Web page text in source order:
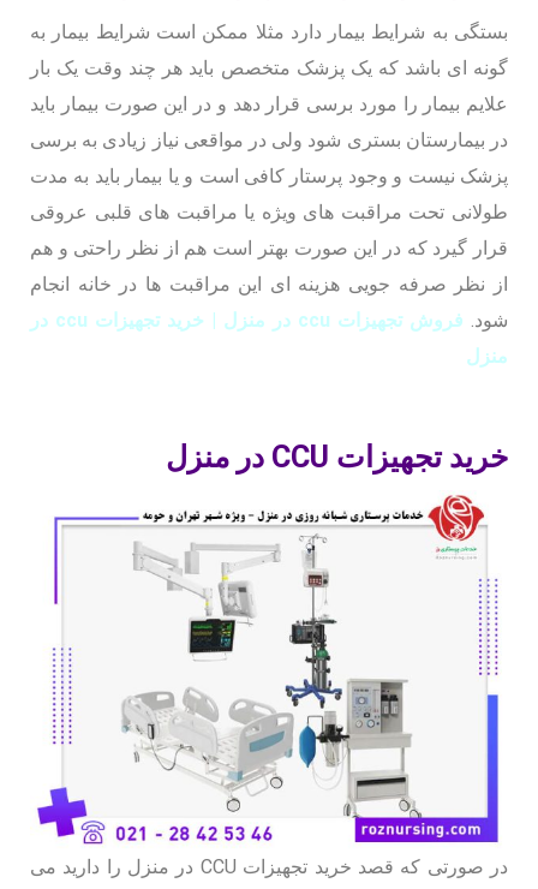
بستگی به شرایط بیمار دارد مثلا ممکن است شرایط بیمار به
گونه ای باشد که یک پزشک متخصص باید هر چند وقت یک بار
علایم بیمار را مورد برسی قرار دهد و در این صورت بیمار باید
در بیمارستان بستری شود ولی در مواقعی نیاز زیادی به برسی
پزشک نیست و وجود پرستار کافی است و یا بیمار باید به مدت
طولانی تحت مراقبت های ویژه یا مراقبت های قلبی عروقی
قرار گیرد که در این صورت بهتر است هم از نظر راحتی و هم
از نظر صرفه جویی هزینه ای این مراقبت ها در خانه انجام
شود.
فروش تجهیزات ccu در منزل | خرید تجهیزات ccu در
منزل
خرید تجهیزات CCU در منزل
در صورتی که قصد خرید تجهیزات CCU در منزل را دارید می